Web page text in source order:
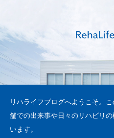
リハライフブログへようこそ。
舗での出来事や日々のリハビリ
います。